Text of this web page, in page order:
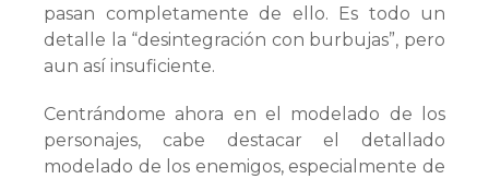
pasan completamente de ello. Es todo un
detalle la “desintegración con burbujas”, pero
aun así insuficiente.
Centrándome ahora en el modelado de los
personajes, cabe destacar el detallado
modelado de los enemigos, especialmente de